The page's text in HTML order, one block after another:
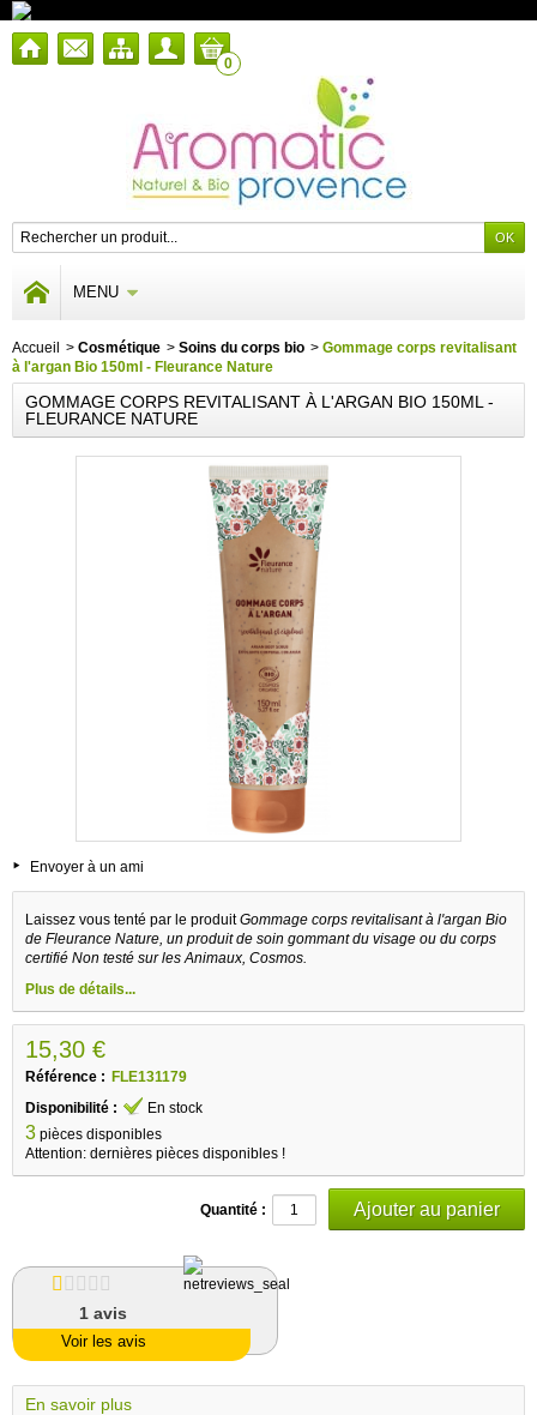
0
MENU
Accueil > Cosmétique > Soins du corps bio > Gommage corps revitalisant
à l'argan Bio 150ml - Fleurance Nature
GOMMAGE CORPS REVITALISANT À L'ARGAN BIO 150ML -
FLEURANCE NATURE
Envoyer à un ami
Laissez vous tenté par le produitGommage corps revitalisant à l'argan Bio
de Fleurance Nature, un produit de soin gommant du visage ou du corps
certifié Non testé sur les Animaux, Cosmos.
Plus de détails...
15,30 €
Référence : FLE131179
Disponibilité :
En stock
3 pièces disponibles
Attention: dernières pièces disponibles !
Quantité :
1 avis
Voir les avis
En savoir plus